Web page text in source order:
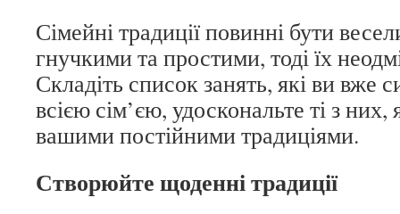
Сімейні традиції повинні бути
гнучкими та простими, тоді їх
Складіть список занять, які ви вже
всією сім’єю, удоскональте ті з них,
вашими постійними традиціями.
Створюйте щоденні традиції